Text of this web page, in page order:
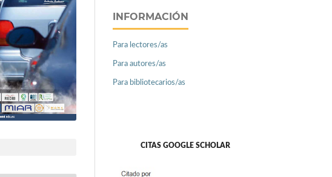
INFORMACIÓN
Para lectores/as
Para autores/as
Para bibliotecarios/as
CITAS GOOGLE SCHOLAR